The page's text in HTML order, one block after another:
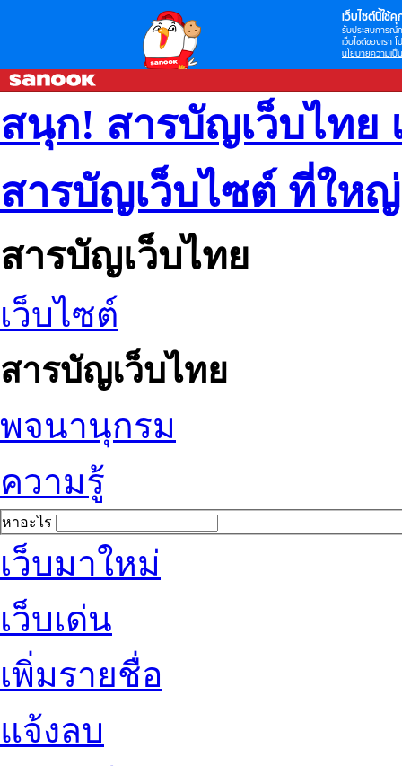
เว็บไซต์นี้ใช้คุ
รับประสบการณ์
เว็บไซต์ของเรา
นโยบายความเป็
สนุก! สารบัญเว็บไทย
สารบัญเว็บไซต์ ที่ให
สารบัญเว็บไทย
เว็บไซต์
สารบัญเว็บไทย
พจนานุกรม
ความรู้
หาอะไร
เว็บมาใหม่
เว็บเด่น
เพิ่มรายชื่อ
แจ้งลบ